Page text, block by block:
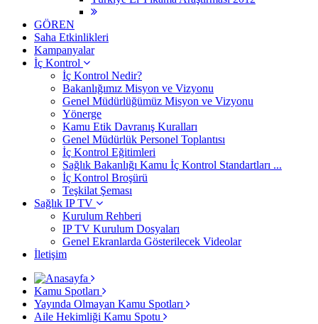
GÖREN
Saha Etkinlikleri
Kampanyalar
İç Kontrol
İç Kontrol Nedir?
Bakanlığımız Misyon ve Vizyonu
Genel Müdürlüğümüz Misyon ve Vizyonu
Yönerge
Kamu Etik Davranış Kuralları
Genel Müdürlük Personel Toplantısı
İç Kontrol Eğitimleri
Sağlık Bakanlığı Kamu İç Kontrol Standartları ...
İç Kontrol Broşürü
Teşkilat Şeması
Sağlık IP TV
Kurulum Rehberi
IP TV Kurulum Dosyaları
Genel Ekranlarda Gösterilecek Videolar
İletişim
Kamu Spotları
Yayında Olmayan Kamu Spotları
Aile Hekimliği Kamu Spotu